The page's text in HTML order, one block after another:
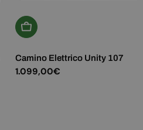
Aggiungi Al Carrello
Camino Elettrico Unity 107
Prezzo
1.099,00€